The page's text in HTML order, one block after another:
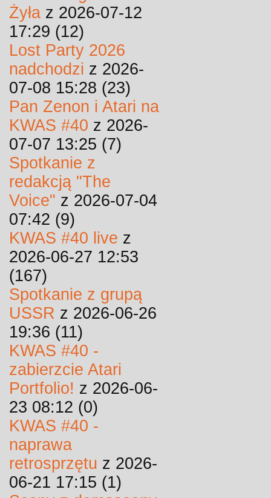
Żyła z 2026-07-12
17:29 (12)
Lost Party 2026
nadchodzi z 2026-
07-08 15:28 (23)
Pan Zenon i Atari na
KWAS #40 z 2026-
07-07 13:25 (7)
Spotkanie z
redakcją "The
Voice" z 2026-07-04
07:42 (9)
KWAS #40 live z
2026-06-27 12:53
(167)
Spotkanie z grupą
USSR z 2026-06-26
19:36 (11)
KWAS #40 -
zabierzcie Atari
Portfolio! z 2026-06-
23 08:12 (0)
KWAS #40 -
naprawa
retrosprzętu z 2026-
06-21 17:15 (1)